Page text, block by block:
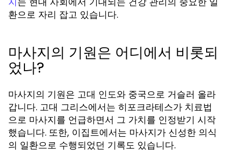
환으로 자리 잡고 있습니다.
마사지의 기원은 어디에서 비롯되
었나?
마사지의 기원은 고대 인도와 중국으로 거슬러 올라
갑니다. 고대 그리스에서는 히포크라테스가 치료법
으로 마사지를 언급하면서 그 가치를 인정받기 시작
했습니다. 또한, 이집트에서는 마사지가 신성한 의식
의 일환으로 수행되었던 기록도 있습니다.